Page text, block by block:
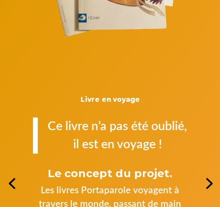
Livre en voyage
Ce livre n’a pas été oublié,
il est en voyage !
Le concept du projet.
Les livres Portaparole voyagent à
travers le monde, passant de main